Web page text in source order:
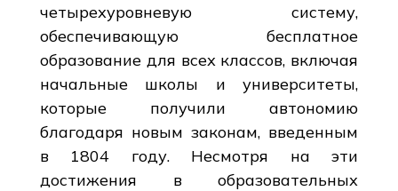
четырехуровневую систему,
обеспечивающую бесплатное
образование для всех классов, включая
начальные школы и университеты,
которые получили автономию
благодаря новым законам, введенным
в 1804 году. Несмотря на эти
достижения в образовательных